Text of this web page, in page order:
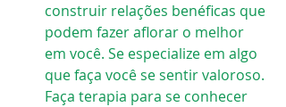
construir relações benéficas que
podem fazer aflorar o melhor
em você. Se especialize em algo
que faça você se sentir valoroso.
Faça terapia para se conhecer